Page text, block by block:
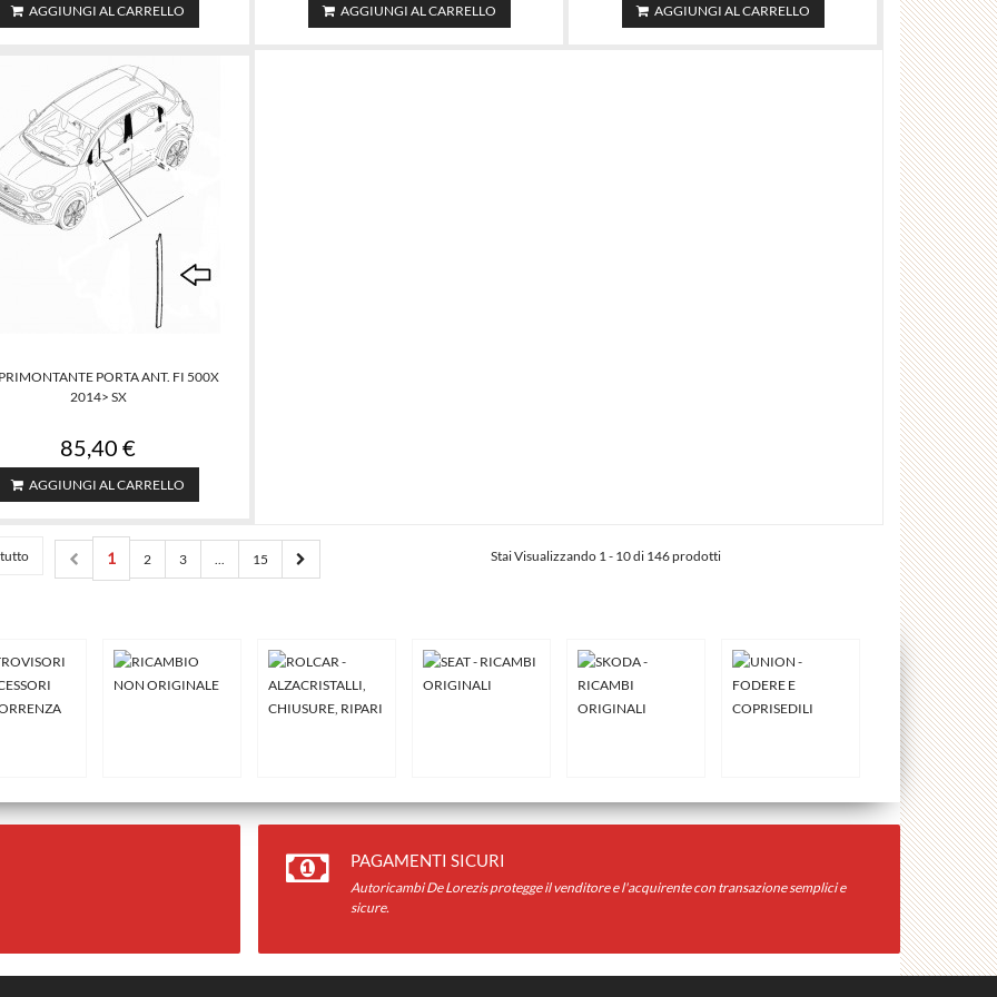
AGGIUNGI AL CARRELLO AGGIUNGI AL CARRELLO AGGIUNGI AL CARRELLO
PORTA ANT. FI 500X
2014> SX
85,40 €
AGGIUNGI AL CARRELLO
1 2 3 ... 15 Stai Visualizzando 1 - 10 di 146 prodotti
PAGAMENTI SICURI
Autoricambi De Lorezis protegge il venditore e l'acquirente con transazione semplici e
sicure.